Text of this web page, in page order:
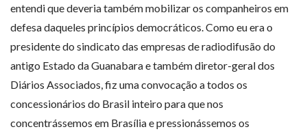
entendi que deveria também mobilizar os companheiros em
defesa daqueles princípios democráticos. Como eu era o
presidente do sindicato das empresas de radiodifusão do
antigo Estado da Guanabara e também diretor-geral dos
Diários Associados, fiz uma convocação a todos os
concessionários do Brasil inteiro para que nos
concentrássemos em Brasília e pressionássemos os